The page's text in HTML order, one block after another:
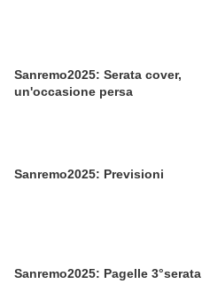
Sanremo2025: Serata cover,
un'occasione persa
Sanremo2025: Previsioni
Sanremo2025: Pagelle 3°serata